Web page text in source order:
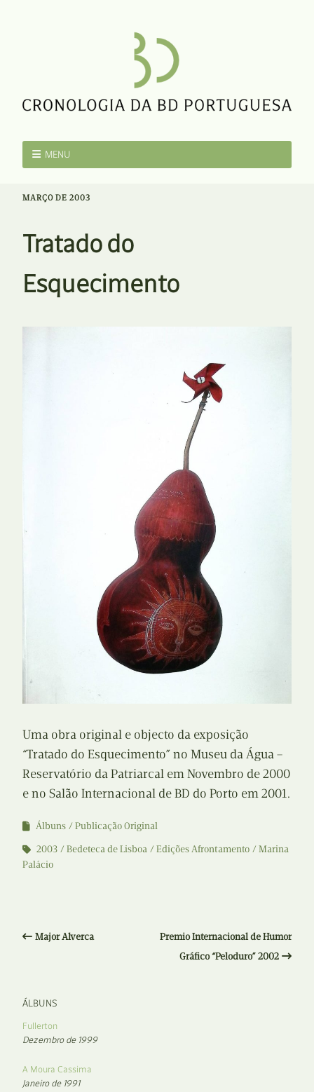
MENU
MARÇO DE 2003
Tratado do
Esquecimento
Uma obra original e objecto da exposição
“Tratado do Esquecimento” no Museu da Água –
Reservatório da Patriarcal em Novembro de 2000
e no Salão Internacional de BD do Porto em 2001.
Álbuns
Publicação Original
2003
Bedeteca de Lisboa Edições Afrontamento
Marina
Palácio
Major Alverca
Premio Internacional de Humor
Gráfico “Peloduro” 2002
ÁLBUNS
Fullerton
Dezembro de 1999
A Moura Cassima
Janeiro de 1991